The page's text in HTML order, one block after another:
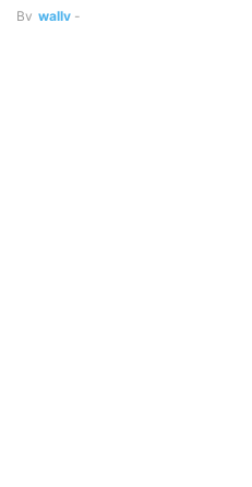
By wally -